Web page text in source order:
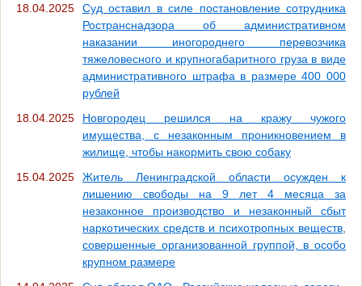
18.04.2025
Суд оставил в силе постановление сотрудника
Ространснадзора об административном
наказании иногороднего перевозчика
тяжеловесного и крупногабаритного груза в виде
административного штрафа в размере 400 000
рублей
18.04.2025
Новгородец решился на кражу чужого
имущества, с незаконным проникновением в
жилище, чтобы накормить свою собаку
15.04.2025
Житель Ленинградской области осужден к
лишению свободы на 9 лет 4 месяца за
незаконное производство и незаконный сбыт
наркотических средств и психотропных веществ,
совершенные организованной группой, в особо
крупном размере